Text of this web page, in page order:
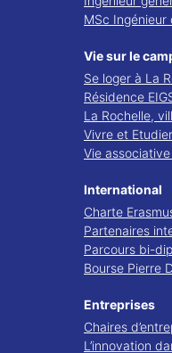
MSc Ingénieur
Vie sur le
Se loger à La
Résidence
La Rochelle,
Vivre et
Vie
International
Charte
Partenaires
Parcours bi-
Bourse Pierre
Entreprises
Chaires
L’innovation